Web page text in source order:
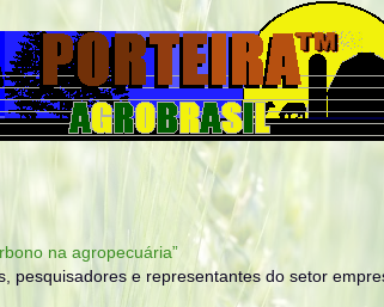
na agropecuária”
pesquisadores e representantes do setor